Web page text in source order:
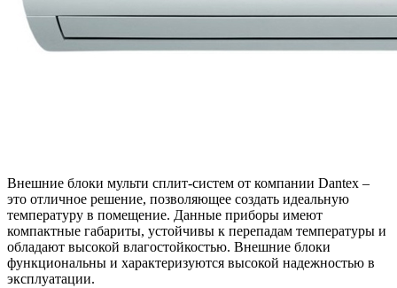
Внешние блоки мульти сплит-систем от компании Dantex –
это отличное решение, позволяющее создать идеальную
температуру в помещение. Данные приборы имеют
компактные габариты, устойчивы к перепадам температуры и
обладают высокой влагостойкостью. Внешние блоки
функциональны и характеризуются высокой надежностью в
эксплуатации.